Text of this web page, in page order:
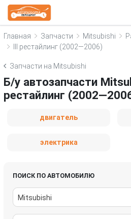
Главная Запчасти Mitsubishi
III рестайлинг (2002—2006)
Запчасти на Mitsubishi
Б/у автозапчасти
рестайлинг
двигатель
электрика
ПОИСК ПО АВТОМОБИЛЮ
Mitsubishi